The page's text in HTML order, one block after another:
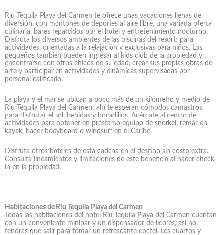
Riu Tequila Playa del Carmen te ofrece unas vacaciones llenas de
diversión, con montones de deportes al aire libre, una variada oferta
culinaria, bares repartidos por el hotel y entretenimiento nocturno.
Disfruta los diversos ambientes de las piscinas del resort: para
actividades, orientadas a la relajación y exclusivas para niños. Los
pequeños también pueden ingresar al kids club de la propiedad y
encontrarse con otros chicos de su edad, crear sus propias obras de
arte y participar en actividades y dinámicas supervisadas por
personal calificado.
La playa y el mar se ubican a poco más de un kilómetro y medio de
Riu Tequila Playa del Carmen; ahí te esperan cómodos camastros
para disfrutar el sol, bebidas y bocadillos. Acércate al centro de
actividades para obtener en préstamo equipo de snorkel, remar en
kayak, hacer bodyboard o windsurf en el Caribe.
Disfruta otros hoteles de esta cadena en el destino sin costo extra.
Consulta lineamientos y limitaciones de este beneficio al hacer check-
in en la propiedad.
Habitaciones de Riu Tequila Playa del Carmen
Todas las habitaciones del hotel Riu Tequila Playa del Carmen cuentan
con un conveniente minibar y un dispensador de licores, así no
tendrás que salir para tomar un refrescante coctel. Los cuartos y